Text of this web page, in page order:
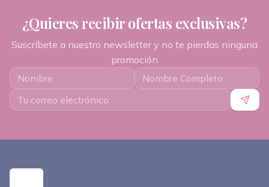
¿Quieres recibir ofertas exclusivas?
Suscríbete a nuestro newsletter y no te pierdas ninguna
promoción